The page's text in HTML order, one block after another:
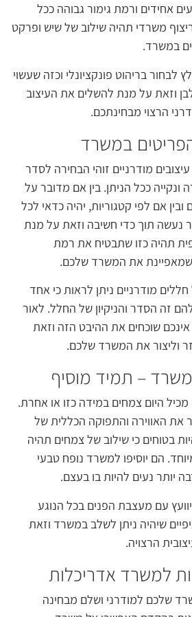
אחידים ורמת גימור גבוהה ככל
משרדי תהיה שילוב של שיש ופרקט
במשרד.
לבחור בריהוט פונקציונלי וכזה שעשוי
וזאת על מנת להשלים את העיצוב
הרצוי מבחינתכם.
במשרד
מודרניים זוהי הבחירה לסדר
ככל הניתן. בין אם מדובר על
ובין אם לפי קטגוריות, יהיה כדאי לכל
נעשה תוך כדי חשיבה וזאת על מנת
תהיה כזו שתבטיח את רמת
שמאפיינת את המשרד שלכם.
מודרניים ניתן לראות כי אחד
זה הסדר והניקיון של החלל. לאור
שוכחים את ההיבט הזה וזאת
וליצור את המשרד שלכם.
– תמיד מוסיף
היום צמחים במידה כזו או אחרת.
את האווירה והתפוקה הכללית של
בטוחים כי שילוב של צמחים תהיה
הם יוסיפו למשרד נופח טבעי
יותר נעים להיות בו בעצם.
עם מעצבת הפנים בכל הנוגע
שיהיה ניתן לשלב במשרד וזאת
הרצויה.
למשרד אדריכלות
שלכם למודרני ושלם מבחינה